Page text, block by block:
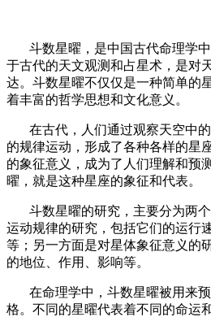
斗数星曜，是中国古代命理学中
于古代的天文观测和占星术，是对
达。斗数星曜不仅仅是一种简单的
着丰富的哲学思想和文化意义。
在古代，人们通过观察天空中的
的规律运动，形成了各种各样的星
的象征意义，成为了人们理解和预
曜，就是这种星座的象征和代表。
斗数星曜的研究，主要分为两个
运动规律的研究，包括它们的运行
等；另一方面是对星体象征意义的
的地位、作用、影响等。
在命理学中，斗数星曜被用来预
格。不同的星曜代表着不同的命运